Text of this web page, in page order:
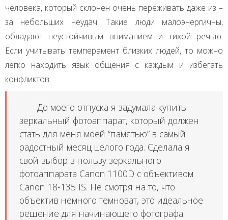
человека, который склонен очень переживать даже из –
за небольших неудач. Такие люди малоэнергичны,
обладают неустойчивым вниманием и тихой речью.
Если учитывать темперамент близких людей, то можно
легко находить язык общения с каждым и избегать
конфликтов.
До моего отпуска я задумала купить
зеркальный фотоаппарат, который должен
стать для меня моей “памятью” в самый
радостный месяц целого года. Сделала я
свой выбор в пользу зеркального
фотоаппарата Canon 1100D c объективом
Canon 18-135 IS. Не смотря на то, что
объектив немного темноват, это идеальное
решение для начинающего фотографа.